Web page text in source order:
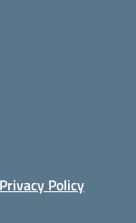
Privacy Policy